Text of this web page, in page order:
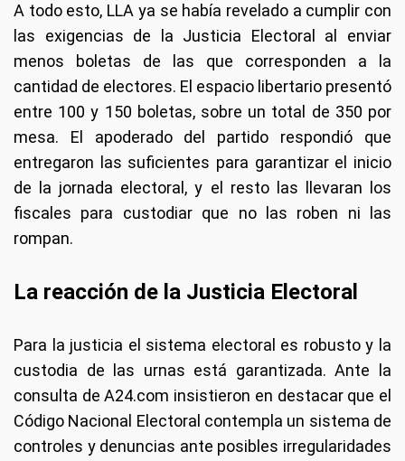
A todo esto, LLA ya se había revelado a cumplir con
las exigencias de la Justicia Electoral al enviar
menos boletas de las que corresponden a la
cantidad de electores. El espacio libertario presentó
entre 100 y 150 boletas, sobre un total de 350 por
mesa. El apoderado del partido respondió que
entregaron las suficientes para garantizar el inicio
de la jornada electoral, y el resto las llevaran los
fiscales para custodiar que no las roben ni las
rompan.
La reacción de la Justicia Electoral
Para la justicia el sistema electoral es robusto y la
custodia de las urnas está garantizada. Ante la
consulta de A24.com insistieron en destacar que el
Código Nacional Electoral contempla un sistema de
controles y denuncias ante posibles irregularidades